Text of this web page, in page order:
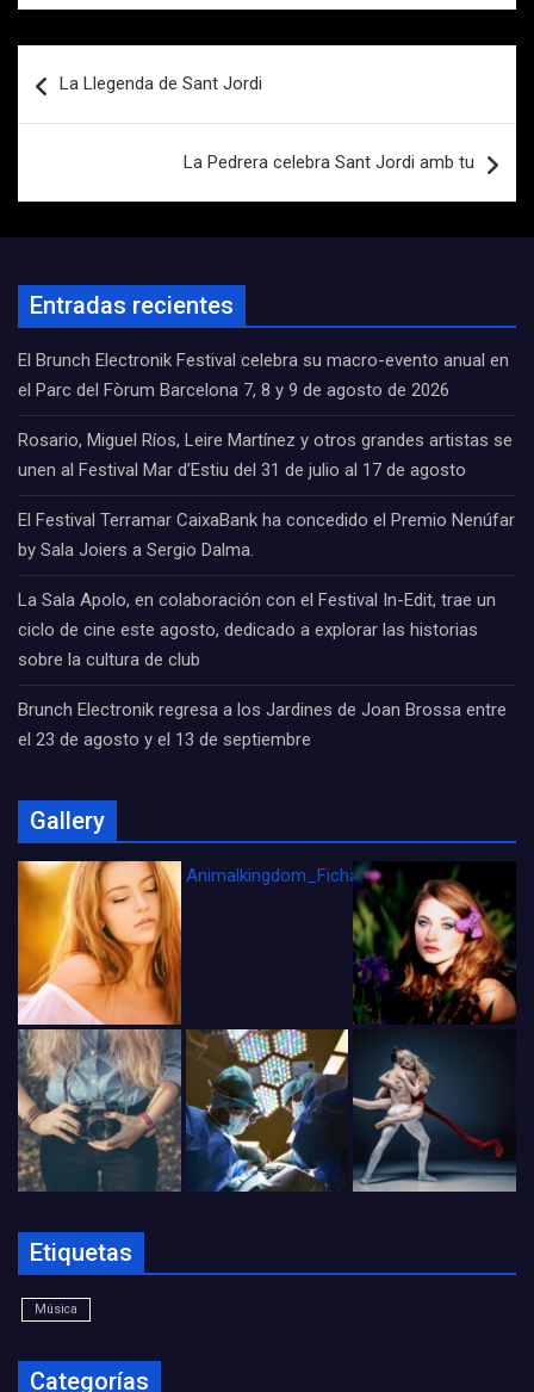
de
La Llegenda de Sant Jordi
La Pedrera celebra Sant Jordi amb tu
Entradas recientes
El Brunch Electronik Festival celebra su macro-evento anual en
el Parc del Fòrum Barcelona 7, 8 y 9 de agosto de 2026
Rosario, Miguel Ríos, Leire Martínez y otros grandes artistas se
unen al Festival Mar d’Estiu del 31 de julio al 17 de agosto
El Festival Terramar CaixaBank ha concedido el Premio Nenúfar
by Sala Joiers a Sergio Dalma.
La Sala Apolo, en colaboración con el Festival In-Edit, trae un
ciclo de cine este agosto, dedicado a explorar las historias
sobre la cultura de club
Brunch Electronik regresa a los Jardines de Joan Brossa entre
el 23 de agosto y el 13 de septiembre
Gallery
Animalkingdom_FichaCine
Etiquetas
Música
Categorías